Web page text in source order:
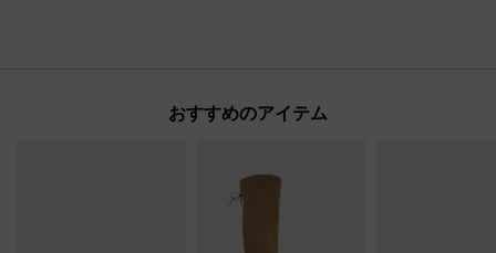
おすすめのアイテム